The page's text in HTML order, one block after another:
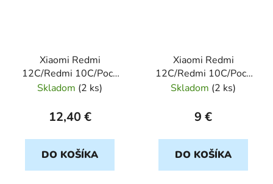
Xiaomi Redmi
12C/Redmi 10C/Poco
C40 5D cierny ochranné
Skladom (2 ks)
12,40 €
DO KOŠÍKA
Xiaomi Redmi
12C/Redmi 10C/Poco
C40 ochranné sklo
Skladom (2 ks)
9 €
DO KOŠÍKA